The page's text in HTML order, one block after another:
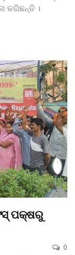
କରିଛନ୍ତି ।
ପକ୍ଷରୁ
0